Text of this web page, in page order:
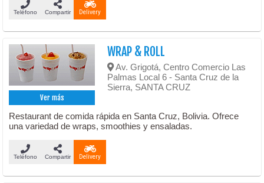
Teléfono Compartir Delivery
Ver más
WRAP & ROLL
Av. Grigotá, Centro Comercio Las
Palmas Local 6 - Santa Cruz de la
Sierra, SANTA CRUZ
Restaurant de comida rápida en Santa Cruz, Bolivia. Ofrece
una variedad de wraps, smoothies y ensaladas.
Teléfono Compartir Delivery